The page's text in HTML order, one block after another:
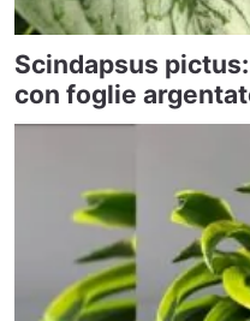
Scindapsus
con foglie